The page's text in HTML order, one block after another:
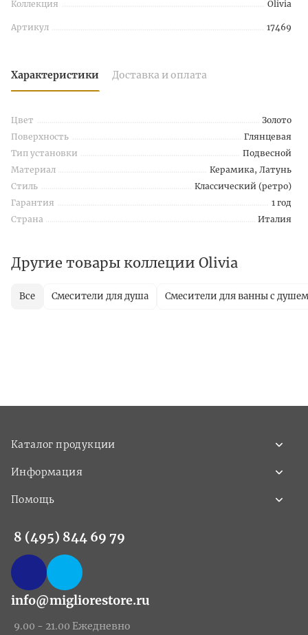
Коллекция Olivia
Артикул 17469
Характеристики Доставка и оплата
Цвет
Золото
Поверхность
Глянцевая
Тип установки
Подвесной
Материал
Керамика, Латунь
Стиль
Классический (ретро)
Гарантия
1 год
Страна
Италия
Другие товары коллеции Olivia
Все Смесители для душа Смесители для ванны с душем
Каталог продукции
Информация
Помощь
8 (495) 844 69 79
info@migliorestore.ru
9.00 - 21.00 Ежедневно